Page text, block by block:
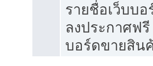
รายชื่อเว็บบ
ลงประกาศฟรี
บอร์ดขายสิน